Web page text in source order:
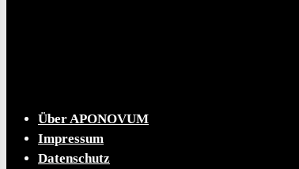
Über APONOVUM
Impressum
Datenschutz